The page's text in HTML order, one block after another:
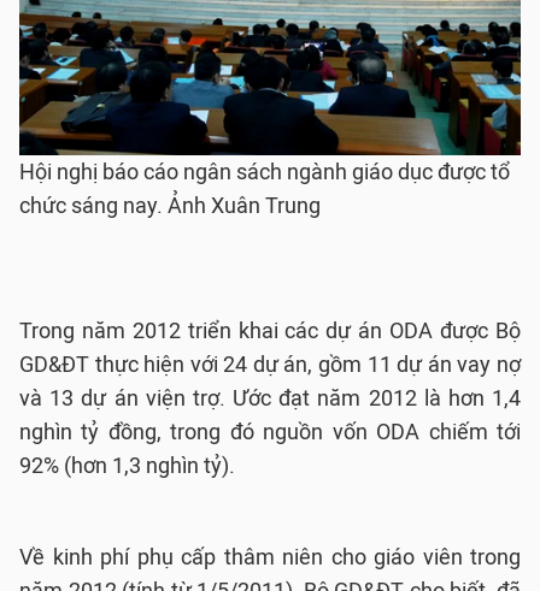
Hội nghị báo cáo ngân sách ngành giáo dục được tổ
chức sáng nay. Ảnh Xuân Trung
Trong năm 2012 triển khai các dự án ODA được Bộ
GD&ĐT thực hiện với 24 dự án, gồm 11 dự án vay nợ
và 13 dự án viện trợ. Ước đạt năm 2012 là hơn 1,4
nghìn tỷ đồng, trong đó nguồn vốn ODA chiếm tới
92% (hơn 1,3 nghìn tỷ).
Về kinh phí phụ cấp thâm niên cho giáo viên trong